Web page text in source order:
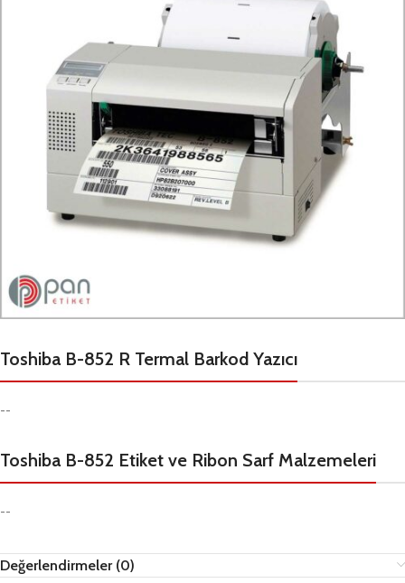
Toshiba B-852 R Termal Barkod Yazıcı
--
Toshiba B-852 Etiket ve Ribon Sarf Malzemeleri
--
Değerlendirmeler (0)